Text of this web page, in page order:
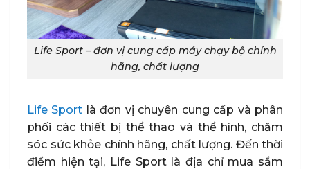
Life Sport – đơn vị cung cấp máy chạy bộ chính
hãng, chất lượng
Life Sport là đơn vị chuyên cung cấp và phân
phối các thiết bị thể thao và thể hình, chăm
sóc sức khỏe chính hãng, chất lượng. Đến thời
điểm hiện tại, Life Sport là địa chỉ mua sắm